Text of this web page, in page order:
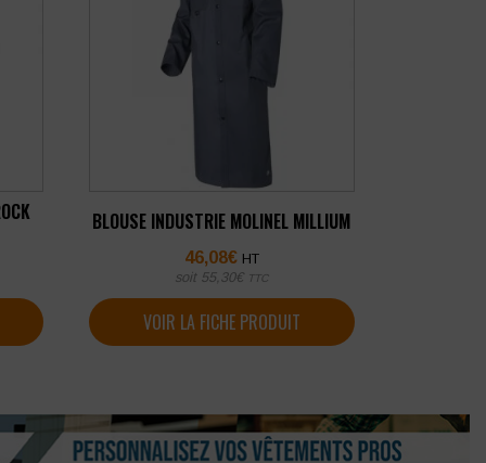
BLOUSE INDUSTRIE MOLINEL MILLIUM
46,08€ HT
soit 55,30€ TTC
VOIR LA FICHE PRODUIT